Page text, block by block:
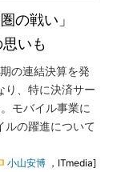
の戦い」
いも
の連結決算を発
り、特に決済サー
モバイル事業に
ルの躍進について
小山安博 ，ITmedia]